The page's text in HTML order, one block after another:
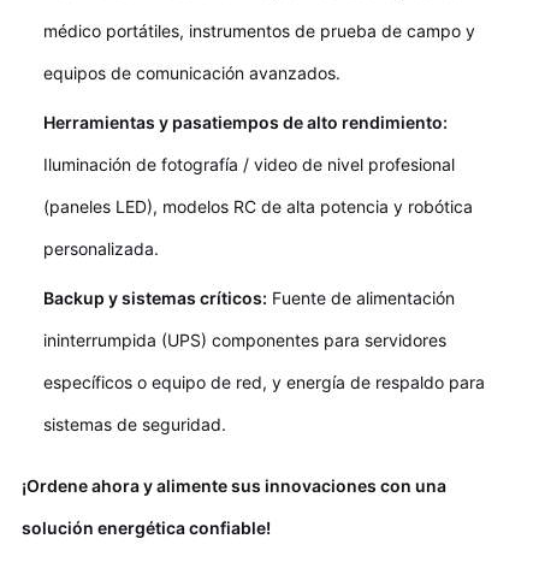
médico portátiles, instrumentos de prueba de campo y
equipos de comunicación avanzados.
Herramientas y pasatiempos de alto rendimiento:
Iluminación de fotografía / video de nivel profesional
(paneles LED), modelos RC de alta potencia y robótica
personalizada.
Backup y sistemas críticos: Fuente de alimentación
ininterrumpida (UPS) componentes para servidores
específicos o equipo de red, y energía de respaldo para
sistemas de seguridad.
¡Ordene ahora y alimente sus innovaciones con una
solución energética confiable!